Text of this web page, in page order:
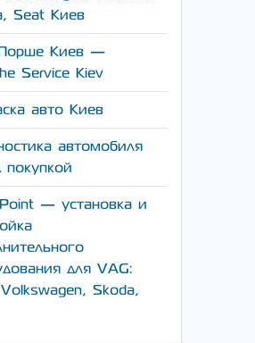
Seat Киев
Киев —
Service Kiev
авто Киев
автомобиля
покупкой
— установка и
для VAG:
Skoda,